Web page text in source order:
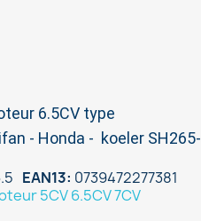
6.5CV type
- Honda - koeler SH265-
EAN13 0739472277381
5CV 6.5CV 7CV